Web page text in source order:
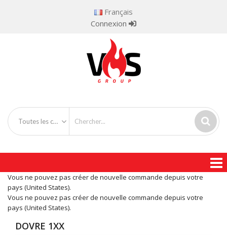
Français
Connexion
Toutes les catégories
Vous ne pouvez pas créer de nouvelle commande depuis votre
pays (United States).
Vous ne pouvez pas créer de nouvelle commande depuis votre
pays (United States).
DOVRE 1XX